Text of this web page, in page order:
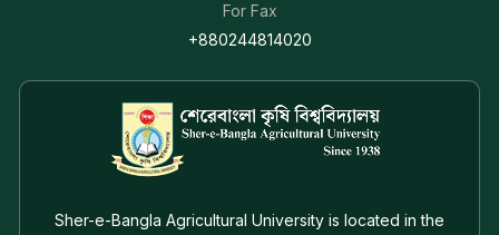
For Fax
+880244814020
Sher-e-Bangla Agricultural University is located in the